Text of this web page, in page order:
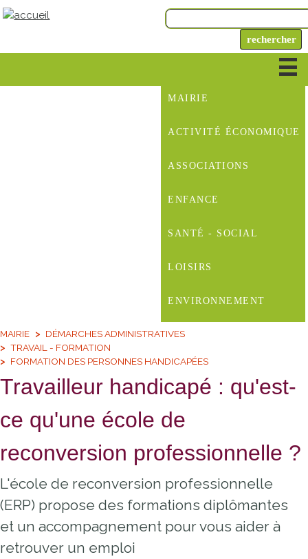
MAIRIE
ACTIVITÉ ÉCONOMIQUE
ASSOCIATIONS
ENFANCE
SANTÉ - SOCIAL
LOISIRS
ENVIRONNEMENT
MAIRIE
DÉMARCHES ADMINISTRATIVES
TRAVAIL - FORMATION
FORMATION DES PERSONNES HANDICAPÉES
Travailleur handicapé : qu'est-
ce qu'une école de
reconversion professionnelle ?
L'école de reconversion professionnelle
(ERP) propose des formations diplômantes
et un accompagnement pour vous aider à
retrouver un emploi